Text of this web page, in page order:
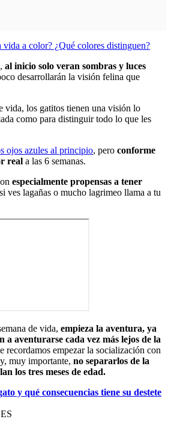
vida a color? ¿Qué colores distinguen?
al inicio solo veran sombras y luces
desarrollarán la visión felina que
vida, los gatitos tienen una visión lo
como para distinguir todo lo que les
ojos azules al principio, pero conforme
real a las 6 semanas.
especialmente propensas a tener
si ves lagañas o mucho lagrimeo llama a tu
de vida, empieza la aventura, ya
a aventurarse cada vez más lejos de la
recordamos empezar la socialización con
muy importante, no separarlos de la
los tres meses de edad.
y qué consecuencias tiene su destete